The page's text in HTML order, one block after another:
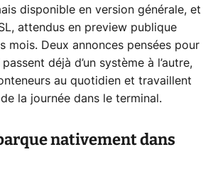
disponible en version générale, et
attendus en preview publique
mois. Deux annonces pensées pour
déjà d’un système à l’autre,
au quotidien et travaillent
la journée dans le terminal.
nativement dans